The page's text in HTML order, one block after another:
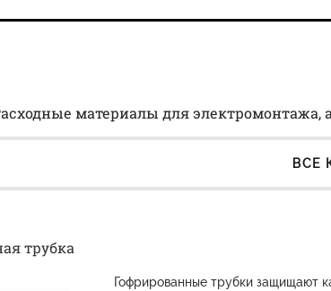
материалы для электромонтажа,
ВСЕ
трубка
Гофрированные трубки защищают